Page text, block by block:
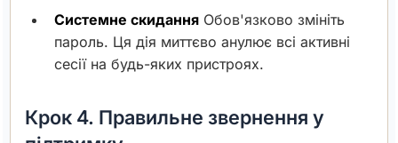
Системне скидання Обов'язково змініть
пароль. Ця дія миттєво анулює всі активні
сесії на будь-яких пристроях.
Крок 4. Правильне звернення у